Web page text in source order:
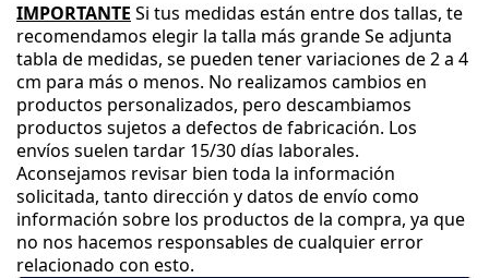
IMPORTANTE Si tus medidas están entre dos tallas, te
recomendamos elegir la talla más grandeSe adjunta
tabla de medidas, se pueden tener variaciones de 2 a 4
cm para más o menos. No realizamos cambios en
productos personalizados, pero descambiamos
productos sujetos a defectos de fabricación. Los
envíos suelen tardar 15/30 días laborales.
Aconsejamos revisar bien toda la información
solicitada, tanto dirección y datos de envío como
información sobre los productos de la compra, ya que
no nos hacemos responsables de cualquier error
relacionado con esto.